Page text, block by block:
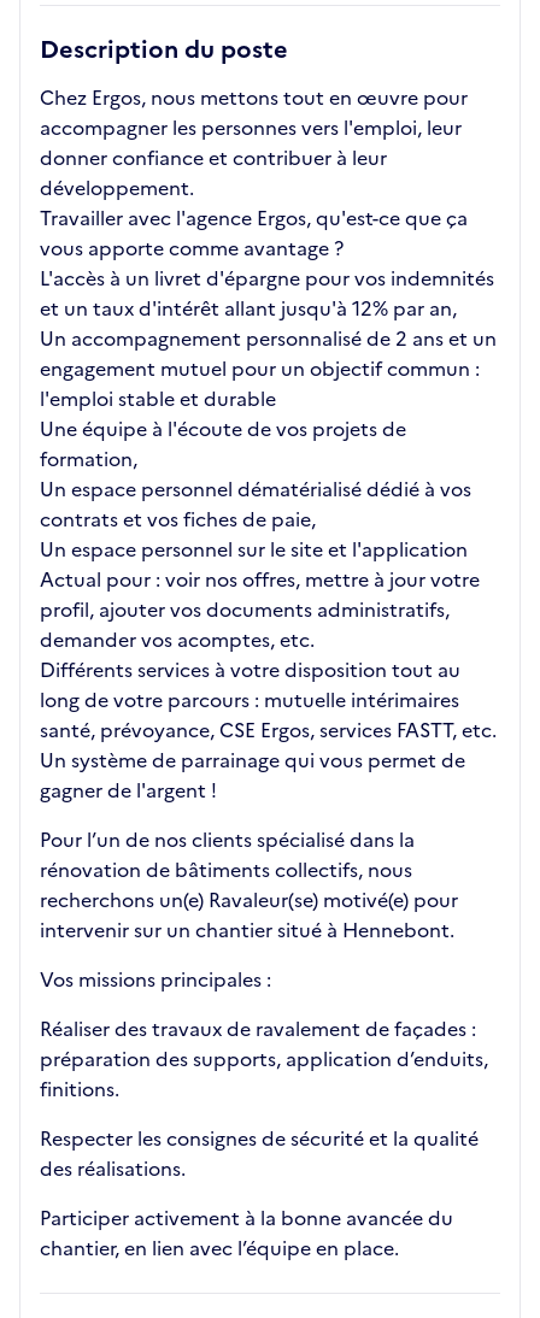
Description du poste
Chez Ergos, nous mettons tout en œuvre pour
accompagner les personnes vers l'emploi, leur
donner confiance et contribuer à leur
développement.
Travailler avec l'agence Ergos, qu'est-ce que ça
vous apporte comme avantage ?
L'accès à un livret d'épargne pour vos indemnités
et un taux d'intérêt allant jusqu'à 12% par an,
Un accompagnement personnalisé de 2 ans et un
engagement mutuel pour un objectif commun :
l'emploi stable et durable
Une équipe à l'écoute de vos projets de
formation,
Un espace personnel dématérialisé dédié à vos
contrats et vos fiches de paie,
Un espace personnel sur le site et l'application
Actual pour : voir nos offres, mettre à jour votre
profil, ajouter vos documents administratifs,
demander vos acomptes, etc.
Différents services à votre disposition tout au
long de votre parcours : mutuelle intérimaires
santé, prévoyance, CSE Ergos, services FASTT, etc.
Un système de parrainage qui vous permet de
gagner de l'argent !
Pour l’un de nos clients spécialisé dans la
rénovation de bâtiments collectifs, nous
recherchons un(e) Ravaleur(se) motivé(e) pour
intervenir sur un chantier situé à Hennebont.
Vos missions principales :
Réaliser des travaux de ravalement de façades :
préparation des supports, application d’enduits,
finitions.
Respecter les consignes de sécurité et la qualité
des réalisations.
Participer activement à la bonne avancée du
chantier, en lien avec l’équipe en place.